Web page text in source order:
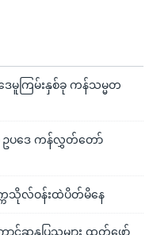
မူကြမ်းနှစ်ခု ကန်သမ္မတ
ဥပဒေ ကန်လွှတ်တော်
က္ကသိုလ်ဝန်းထဲပိတ်မိနေ
င်ဆန္ဒပြသူများ ထုတ်ဖော်